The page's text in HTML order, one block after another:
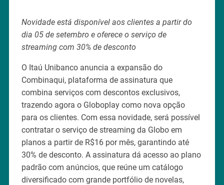
Novidade está disponível aos clientes a partir do
dia 05 de setembro e oferece o serviço de
streaming com 30% de desconto
O Itaú Unibanco anuncia a expansão do
Combinaqui, plataforma de assinatura que
combina serviços com descontos exclusivos,
trazendo agora o Globoplay como nova opção
para os clientes. Com essa novidade, será possível
contratar o serviço de streaming da Globo em
planos a partir de R$16 por mês, garantindo até
30% de desconto. A assinatura dá acesso ao plano
padrão com anúncios, que reúne um catálogo
diversificado com grande portfólio de novelas,